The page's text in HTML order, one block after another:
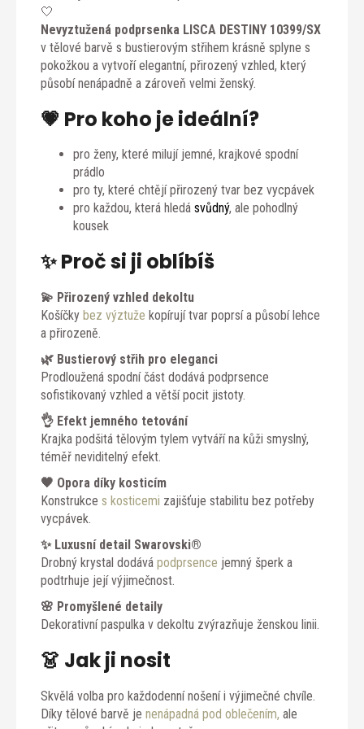
🤍
Nevyztužená podprsenka LISCA DESTINY 10399/SX
v tělové barvě s bustierovým střihem krásně splyne s
pokožkou a vytvoří elegantní, přirozený vzhled, který
působí nenápadně a zároveň velmi ženský.
💗 Pro koho je ideální?
pro ženy, které milují jemné, krajkové spodní
prádlo
pro ty, které chtějí přirozený tvar bez vycpávek
pro každou, která hledá svůdný, ale pohodlný
kousek
✨ Proč si ji oblíbíš
💫 Přirozený vzhled dekoltu
Košíčky bez výztuže kopírují tvar poprsí a působí lehce
a přirozeně.
🌿 Bustierový střih pro eleganci
Prodloužená spodní část dodává podprsence
sofistikovaný vzhled a větší pocit jistoty.
👌 Efekt jemného tetování
Krajka podšitá tělovým tylem vytváří na kůži smyslný,
téměř neviditelný efekt.
🖤 Opora díky kosticím
Konstrukce s kosticemi zajišťuje stabilitu bez potřeby
vycpávek.
✨ Luxusní detail Swarovski®
Drobný krystal dodává podprsence jemný šperk a
podtrhuje její výjimečnost.
🌸 Promyšlené detaily
Dekorativní paspulka v dekoltu zvýrazňuje ženskou linii.
👗 Jak ji nosit
Skvělá volba pro každodenní nošení i výjimečné chvíle.
Díky tělové barvě je nenápadná pod oblečením, ale